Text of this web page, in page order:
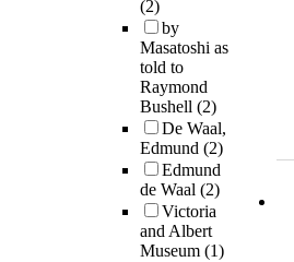
(2)
by
Masatoshi as
told to
Raymond
Bushell (2)
De Waal,
Edmund (2)
Edmund
de Waal (2)
Victoria
and Albert
Museum (1)